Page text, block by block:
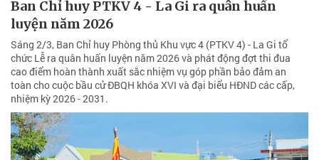
Ban Chỉ huy PTKV 4 - La Gi ra quân huấn
luyện năm 2026
Sáng 2/3, Ban Chỉ huy Phòng thủ Khu vực 4 (PTKV 4) - La Gi tổ
chức Lễ ra quân huấn luyện năm 2026 và phát động đợt thi đua
cao điểm hoàn thành xuất sắc nhiệm vụ góp phần bảo đảm an
toàn cho cuộc bầu cử ĐBQH khóa XVI và đại biểu HĐND các cấp,
nhiệm kỳ 2026 - 2031.